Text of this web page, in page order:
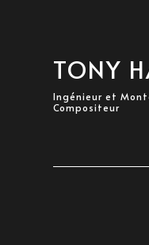
TONY
Ingénieur et
Compositeur